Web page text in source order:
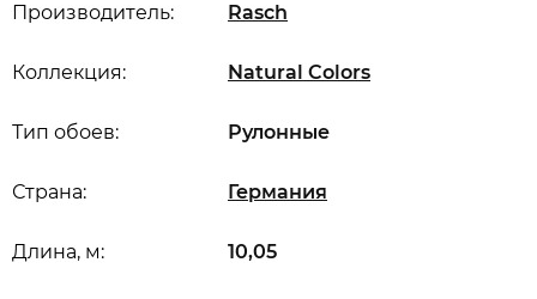
Производитель: Rasch
Коллекция: Natural Colors
Длина, м: 10,05
Страна: Германия
Тип обоев: Рулонные